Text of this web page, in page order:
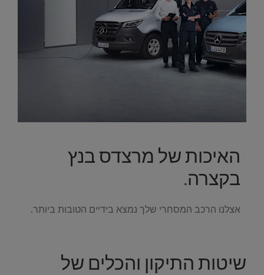
האיכות של מרצדס בנץ
בקצרה.
אצלנו הרכב המסחרי שלך נמצא בידיים הטובות ביותר.
שיטות התיקון והכלים של